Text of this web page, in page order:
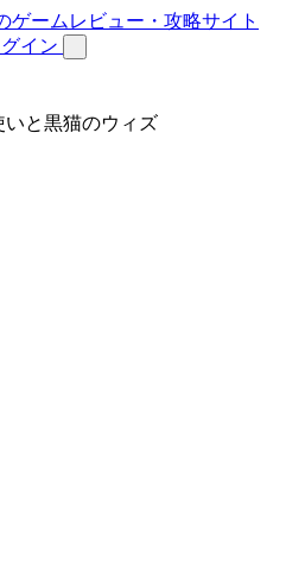
グイン
と黒猫のウィズ